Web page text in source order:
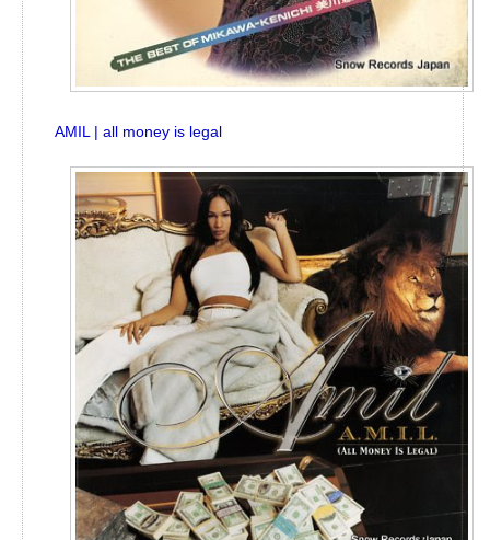
AMIL | all money is legal